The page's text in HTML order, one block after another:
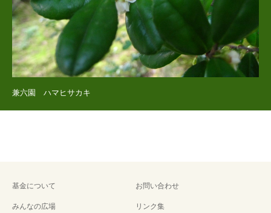
兼六園 ハマヒサカキ
基金について
みんなの広場
お問い合わせ
リンク集